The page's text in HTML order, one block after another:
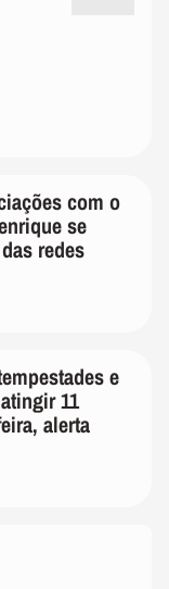
com o
se
redes
e
11
alerta